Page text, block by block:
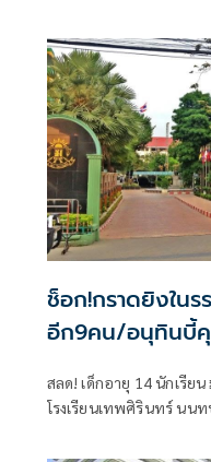
ช็อก!กราดยิงในร
อีก9คน/อนุทินบี้คุ
สลด! เด็กอายุ 14 นักเรีย
โรงเรียนเทพศิรินทร์ นนทบุรี "ครู-นักเรียน" เสียชีวิต 6 ราย และ